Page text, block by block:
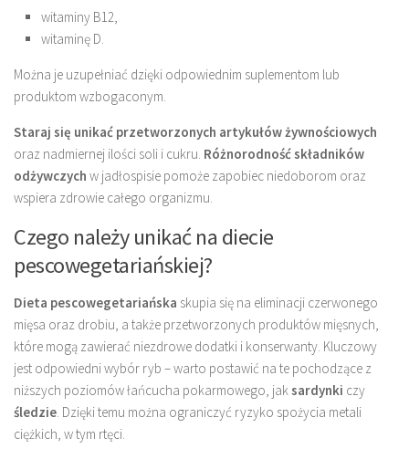
witaminy B12,
witaminę D.
Można je uzupełniać dzięki odpowiednim suplementom lub
produktom wzbogaconym.
Staraj się unikać przetworzonych artykułów żywnościowych
oraz nadmiernej ilości soli i cukru. Różnorodność składników
odżywczych w jadłospisie pomoże zapobiec niedoborom oraz
wspiera zdrowie całego organizmu.
Czego należy unikać na diecie
pescowegetariańskiej?
Dieta pescowegetariańska skupia się na eliminacji czerwonego
mięsa oraz drobiu, a także przetworzonych produktów mięsnych,
które mogą zawierać niezdrowe dodatki i konserwanty. Kluczowy
jest odpowiedni wybór ryb – warto postawić na te pochodzące z
niższych poziomów łańcucha pokarmowego, jaksardynki czy
śledzie. Dzięki temu można ograniczyć ryzyko spożycia metali
ciężkich, w tym rtęci.